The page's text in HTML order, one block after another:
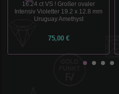
16.24 ct VS ! Großer ovaler
Intensiv Violetter 19.2 x 12.8 mm
Uruguay Amethyst
75,00 €